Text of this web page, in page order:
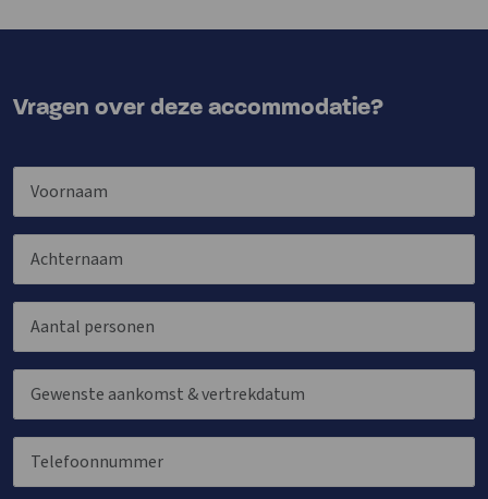
Vragen over deze accommodatie?